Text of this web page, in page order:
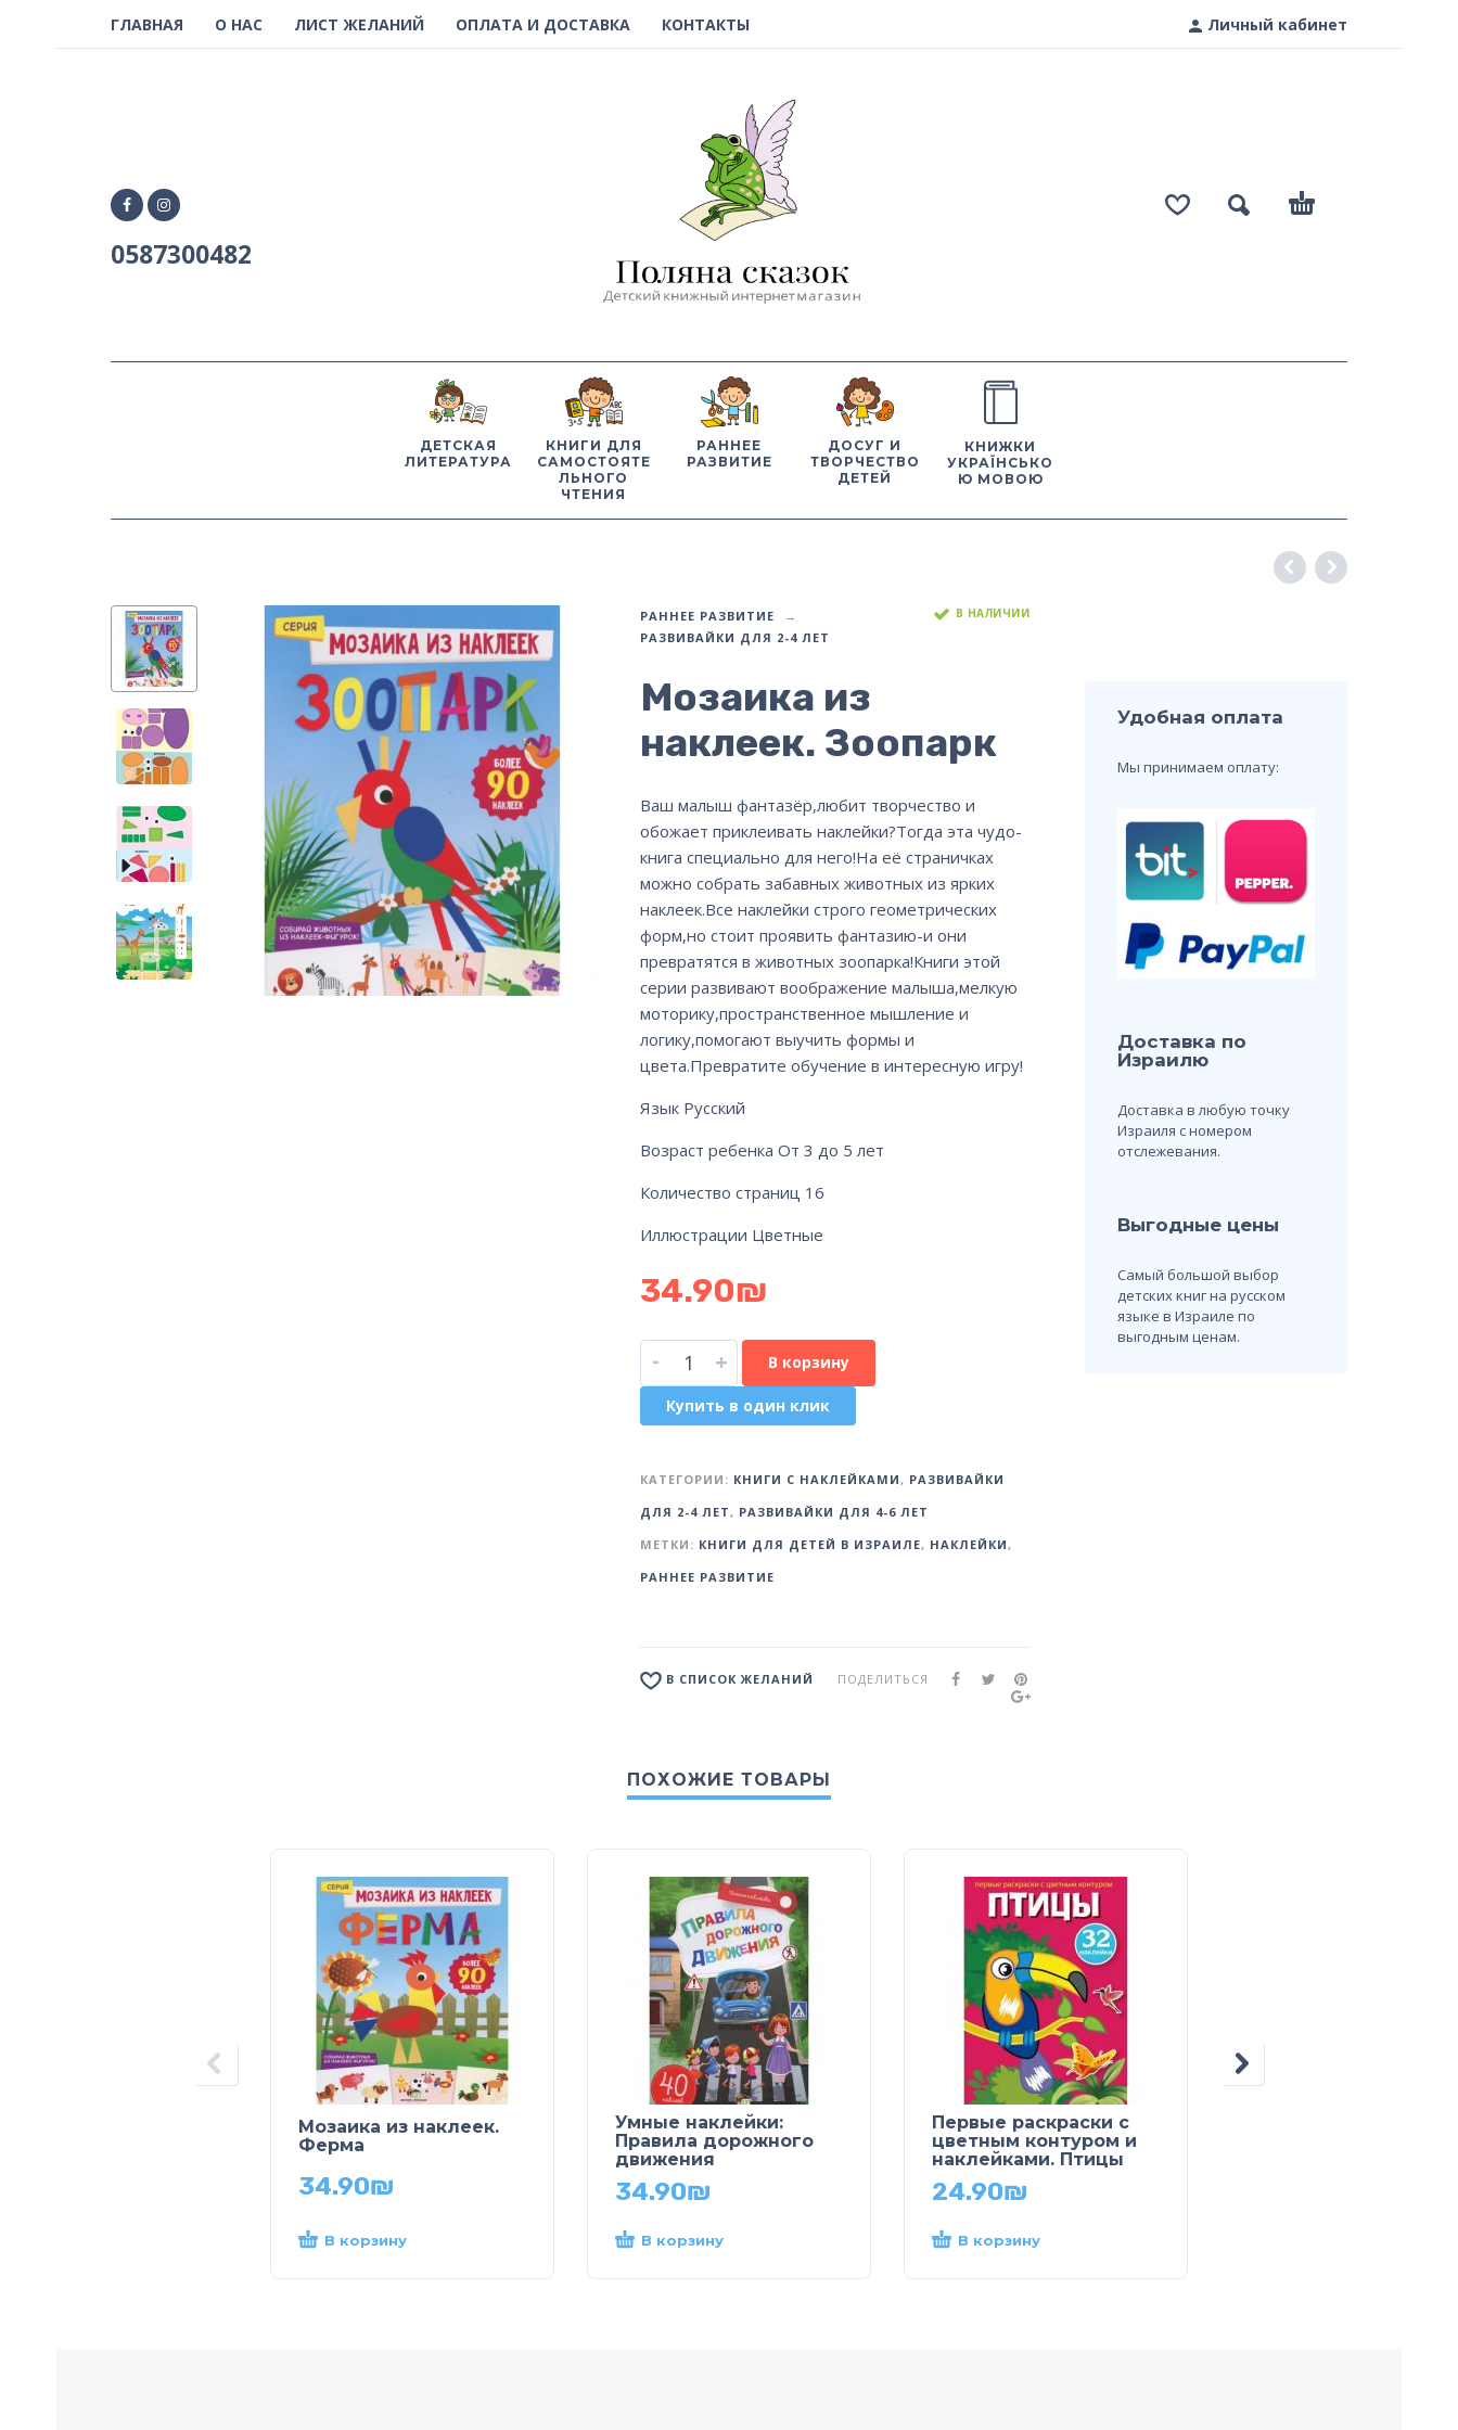
Личный кабинет
ГЛАВНАЯ О НАС ЛИСТ ЖЕЛАНИЙ ОПЛАТА И ДОСТАВКА КОНТАКТЫ
0587300482
ДЕТСКАЯ
ЛИТЕРАТУРА
КНИГИ ДЛЯ
САМОСТОЯТЕ
ЛЬНОГО
ЧТЕНИЯ
РАННЕЕ
РАЗВИТИЕ
ДОСУГ И
ТВОРЧЕСТВО
ДЕТЕЙ
КНИЖКИ
УКРАЇНСЬКО
Ю МОВОЮ
РАННЕЕ РАЗВИТИЕ
РАЗВИВАЙКИ ДЛЯ 2-4 ЛЕТ
В НАЛИЧИИ
Мозаика из
наклеек. Зоопарк
Ваш малыш фантазёр,любит творчество и
обожает приклеивать наклейки?Тогда эта чудо-
книга специально для него!На её страничках
можно собрать забавных животных из ярких
наклеек.Все наклейки строго геометрических
форм,но стоит проявить фантазию-и они
превратятся в животных зоопарка!Книги этой
серии развивают воображение малыша,мелкую
моторику,пространственное мышление и
логику,помогают выучить формы и
цвета.Превратите обучение в интересную игру!
Язык Русский
Возраст ребенка От 3 до 5 лет
Количество страниц 16
Иллюстрации Цветные
34.90₪
- + В корзину
Купить в один клик
КАТЕГОРИИ: КНИГИ С НАКЛЕЙКАМИ , РАЗВИВАЙКИ
ДЛЯ 2-4 ЛЕТ , РАЗВИВАЙКИ ДЛЯ 4-6 ЛЕТ
МЕТКИ: КНИГИ ДЛЯ ДЕТЕЙ В ИЗРАИЛЕ, НАКЛЕЙКИ ,
РАННЕЕ РАЗВИТИЕ
В СПИСОК ЖЕЛАНИЙ ПОДЕЛИТЬСЯ
Удобная оплата
Мы принимаем оплату:
Доставка по
Израилю
Доставка в любую точку
Израиля с номером
отслежевания.
Выгодные цены
Самый большой выбор
детских книг на русском
языке в Израиле по
выгодным ценам.
ПОХОЖИЕ ТОВАРЫ
Мозаика из наклеек.
Ферма
34.90₪
В корзину
Умные наклейки:
Правила дорожного
движения
34.90₪
В корзину
Первые раскраски с
цветным контуром и
наклейками. Птицы
24.90₪
В корзину